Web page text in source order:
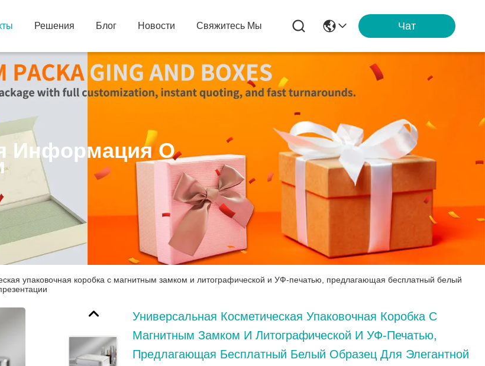
Решения Блог Новости Свяжитесь Мы Чат
Информация О
упаковочная коробка с магнитным замком и литографической и УФ-печатью, предлагающая бесплатный белый
Универсальная Косметическая Упаковочная Коробка С
Магнитным Замком И Литографической И УФ-Печатью,
Предлагающая Бесплатный Белый Образец Для Элегантной